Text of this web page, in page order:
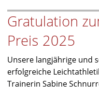
Gratulation
Preis 2025
Unsere langjährige und
erfolgreiche
Trainerin Sabine